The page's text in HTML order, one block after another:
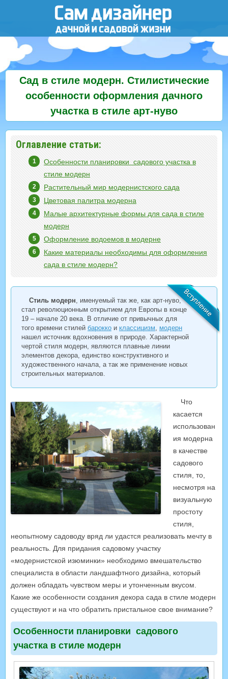
Сад в стиле модерн. Стилистические
особенности оформления дачного
участка в стиле арт-нуво
Оглавление статьи:
Особенности планировки садового участка в
стиле модерн
Растительный мир модернистского сада
Цветовая палитра модерна
Малые архитектурные формы для сада в стиле
модерн
Оформление водоемов в модерне
Какие материалы необходимы для оформления
сада в стиле модерн?
Стиль модерн, именуемый так же, как арт-нуво,
стал революционным открытием для Европы в конце
19 – начале 20 века. В отличие от привычных для
того времени стилей барокко и классицизм, модерн
нашел источник вдохновения в природе. Характерной
чертой стиля модерн, являются плавные линии
элементов декора, единство конструктивного и
художественного начала, а так же применение новых
строительных материалов.
Что
касается
использован
ия модерна
в качестве
садового
стиля, то,
несмотря на
визуальную
простоту
стиля,
неопытному садоводу вряд ли удастся реализовать мечту в
реальность. Для придания садовому участку
«модернистской изюминки» необходимо вмешательство
специалиста в области ландшафтного дизайна, который
должен обладать чувством меры и утонченным вкусом.
Какие же особенности создания декора сада в стиле модерн
существуют и на что обратить пристальное свое внимание?
Особенности планировки садового
участка в стиле модерн